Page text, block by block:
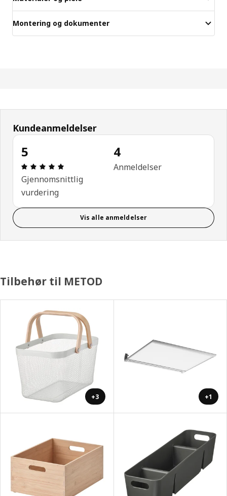
Montering og dokumenter
Kundeanmeldelser
5
Produktomtale: 5 ingen kundevurdering 5
Gjennomsnittlig
vurdering
4
Anmeldelser
Vis alle anmeldelser
Tilbehør til METOD
+3 +1